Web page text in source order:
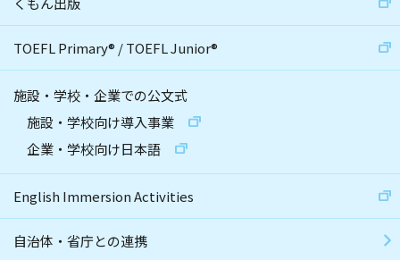
TOEFL Primary® /TOEFL Junior®
施設・学校・企業での公文式
施設・学校向け導入事業
企業・学校向け日本語
English Immersion Activities
自治体・省庁との連携